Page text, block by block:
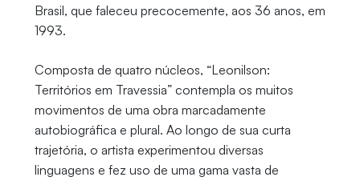
Brasil, que faleceu precocemente, aos 36 anos, em
1993.
Composta de quatro núcleos, “Leonilson:
Territórios em Travessia” contempla os muitos
movimentos de uma obra marcadamente
autobiográfica e plural. Ao longo de sua curta
trajetória, o artista experimentou diversas
linguagens e fez uso de uma gama vasta de